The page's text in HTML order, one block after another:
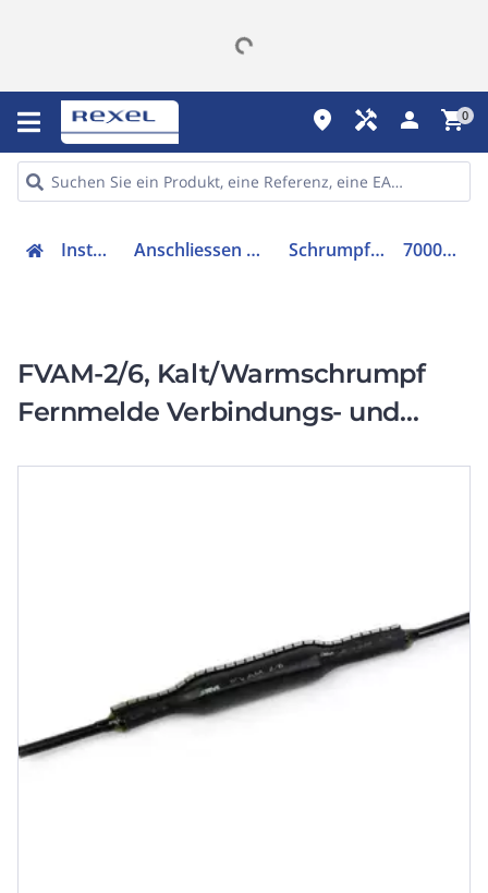
place handyman person shopping_cart0
Installation Anschliessen & Verbinden Schrumpfschlauch 7000063501
FVAM-2/6, Kalt/Warmschrumpf
Fernmelde Verbindungs- und